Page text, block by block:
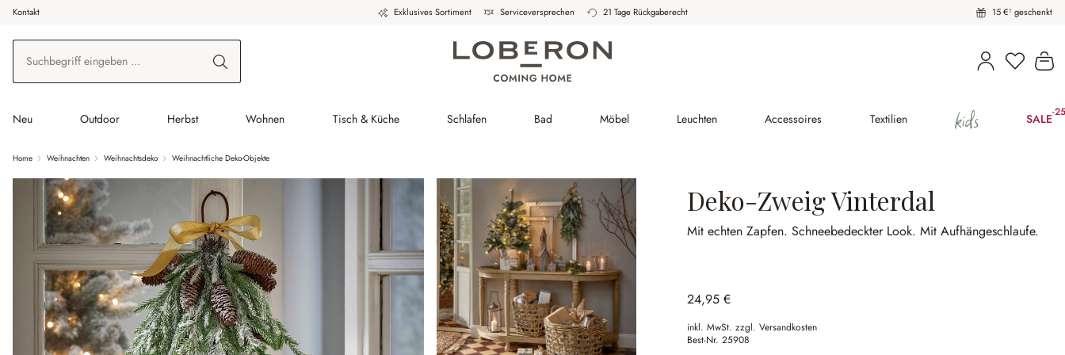
Hauptinhalt springen
Zur Suche springen
Zur Hauptnavigation springen
Kontakt Exklusives Sortiment Serviceversprechen 21 Tage Rückgaberecht 15 €¹ geschenkt
Du hast
Neu Outdoor Herbst Wohnen Tisch & Küche Schlafen Bad Möbel Leuchten Accessoires Textilien kids SALE-
Home Weihnachten Weihnachtsdeko Weihnachtliche Deko-Objekte
Deko-Zweig Vinterdal
Mit echten Zapfen.Schneebedeckter Look.Mit Aufhängeschlaufe.
24,95 €
inkl. MwSt. zzgl. Versandkosten
Best-Nr.25908